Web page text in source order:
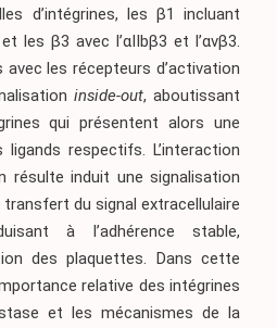
d’intégrines, les β1 incluant
et les β3 avec l’αIIbβ3 et l’αvβ3.
avec les récepteurs d’activation
inside-out, aboutissant
qui présentent alors une
respectifs. L’interaction
résulte induit une signalisation
du signal extracellulaire
à l’adhérence stable,
des plaquettes. Dans cette
relative des intégrines
et les mécanismes de la